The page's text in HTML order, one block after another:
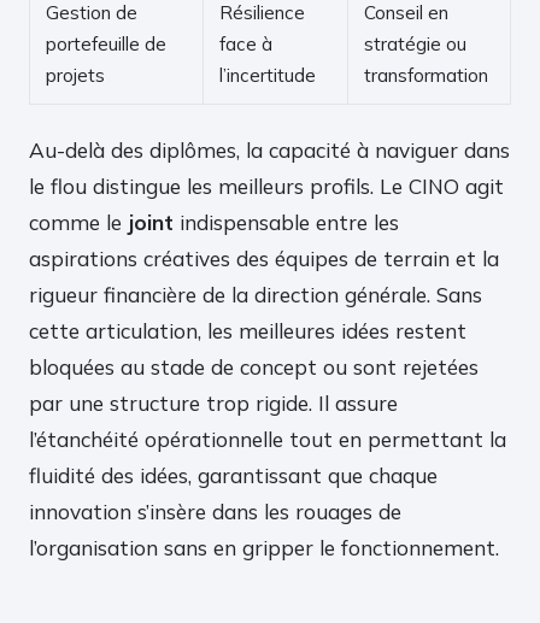
Gestion de
portefeuille de
projets
Résilience
face à
l’incertitude
Conseil en
stratégie ou
transformation
Au-delà des diplômes, la capacité à naviguer dans
le flou distingue les meilleurs profils. Le CINO agit
comme le joint indispensable entre les
aspirations créatives des équipes de terrain et la
rigueur financière de la direction générale. Sans
cette articulation, les meilleures idées restent
bloquées au stade de concept ou sont rejetées
par une structure trop rigide. Il assure
l’étanchéité opérationnelle tout en permettant la
fluidité des idées, garantissant que chaque
innovation s’insère dans les rouages de
l’organisation sans en gripper le fonctionnement.